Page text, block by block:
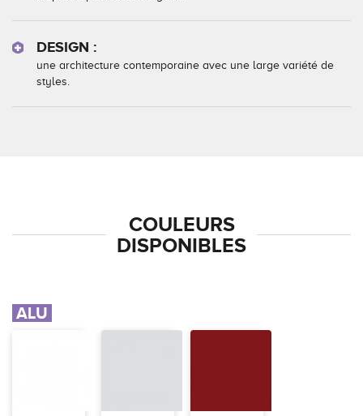
DESIGN :
une architecture contemporaine avec une large variété de
styles.
COULEURS
DISPONIBLES
ALU